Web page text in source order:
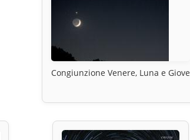
Congiunzione Venere, Luna e Giove